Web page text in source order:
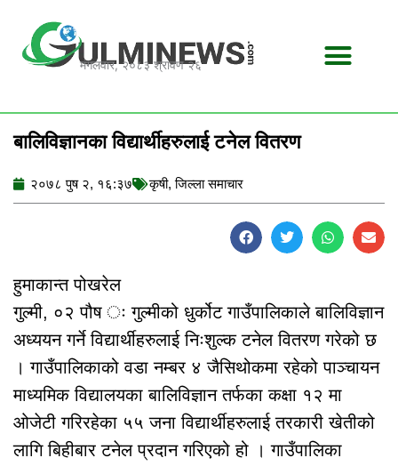
content
मंगलवार, २०८३ श्रावण २६
बालिविज्ञानका विद्यार्थीहरुलाई टनेल वितरण
२०७८ पुष २, १६:३७ कृषी,जिल्ला समाचार
हुमाकान्त पोखरेल
गुल्मी, ०२ पौष ः गुल्मीको धुर्कोट गाउँपालिकाले बालिविज्ञान
अध्ययन गर्ने विद्यार्थीहरुलाई निःशुल्क टनेल वितरण गरेको छ
। गाउँपालिकाको वडा नम्बर ४ जैसिथोकमा रहेको पाञ्चायन
माध्यमिक विद्यालयका बालिविज्ञान तर्फका कक्षा १२ मा
ओजेटी गरिरहेका ५५ जना विद्यार्थीहरुलाई तरकारी खेतीको
लागि बिहीबार टनेल प्रदान गरिएको हो । गाउँपालिका